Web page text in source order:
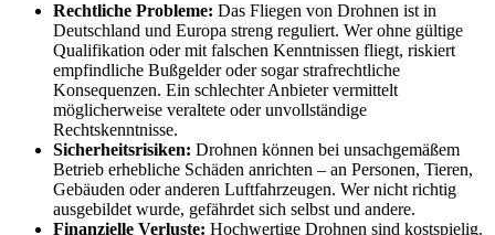
Rechtliche Probleme: Das Fliegen von Drohnen ist in
Deutschland und Europa streng reguliert. Wer ohne gültige
Qualifikation oder mit falschen Kenntnissen fliegt, riskiert
empfindliche Bußgelder oder sogar strafrechtliche
Konsequenzen. Ein schlechter Anbieter vermittelt
möglicherweise veraltete oder unvollständige
Rechtskenntnisse.
Sicherheitsrisiken: Drohnen können bei unsachgemäßem
Betrieb erhebliche Schäden anrichten – an Personen, Tieren,
Gebäuden oder anderen Luftfahrzeugen. Wer nicht richtig
ausgebildet wurde, gefährdet sich selbst und andere.
Finanzielle Verluste: Hochwertige Drohnen sind kostspielig.